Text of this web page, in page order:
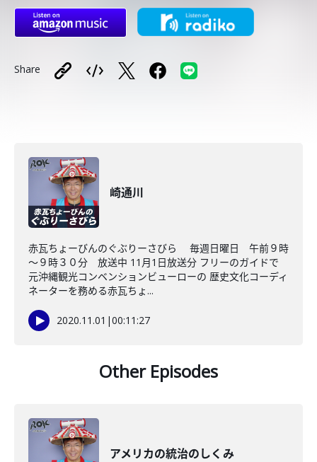
Share
崎通川
赤瓦ちょーびんのぐぶりーさびら 毎週日曜日 午前９時
～９時３０分 放送中 11月1日放送分 フリーのガイドで
元沖縄観光コンベンションビューローの 歴史文化コーディ
ネーターを務める赤瓦ちょ...
2020.11.01 |00:11:27
Other Episodes
アメリカの統治のしくみ